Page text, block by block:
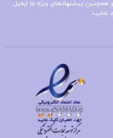
می‌کند تا به خواننده
نقش داشتند. کتاب
احساسات و
با ترس و مرگ نیز توجه
مستند، خواننده را به عمق
او کمک می‌کند تا از این
همچنین پیشنهادهای ویژه ما ایمیل
نمایید.